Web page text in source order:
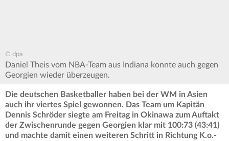
© dpa
Daniel Theis vom NBA-Team aus Indiana konnte auch gegen
Georgien wieder überzeugen.
Die deutschen Basketballer haben bei der WM in Asien
auch ihr viertes Spiel gewonnen. Das Team um Kapitän
Dennis Schröder siegte am Freitag in Okinawa zum Auftakt
der Zwischenrunde gegen Georgien klar mit 100:73 (43:41)
und machte damit einen weiteren Schritt in Richtung K.o.-